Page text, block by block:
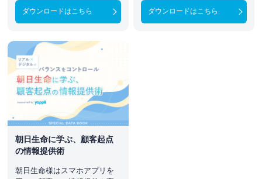
ダウンロードはこちら ダウンロードはこちら
朝日生命に学ぶ、顧客起点
の情報提供術
朝日生命様はスマホアプリを